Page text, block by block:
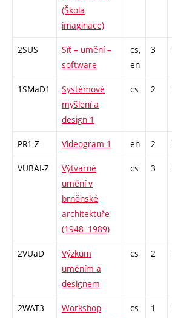
(Škola
imaginace)
2SUS
Síť – umění –
software
cs,
en
3
1SMaD1
Systémové
myšlení a
design 1
cs 2
PR1-Z Videogram 1 en 2
VUBAI-Z
Výtvarné
umění v
brněnské
architektuře
(1948–1989)
cs 3
2VUaD
Výzkum
uměním a
designem
cs 2
2WAT3
Workshop
cs 1